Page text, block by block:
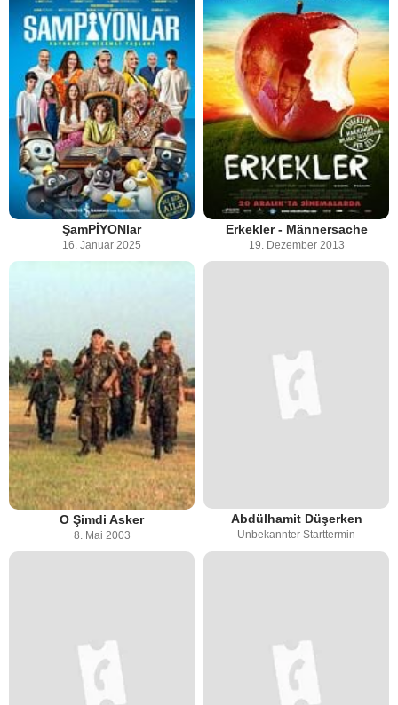
ŞamPİYONlar
16. Januar 2025
Erkekler - Männersache
19. Dezember 2013
O Şimdi Asker
8. Mai 2003
Abdülhamit Düşerken
Unbekannter Starttermin